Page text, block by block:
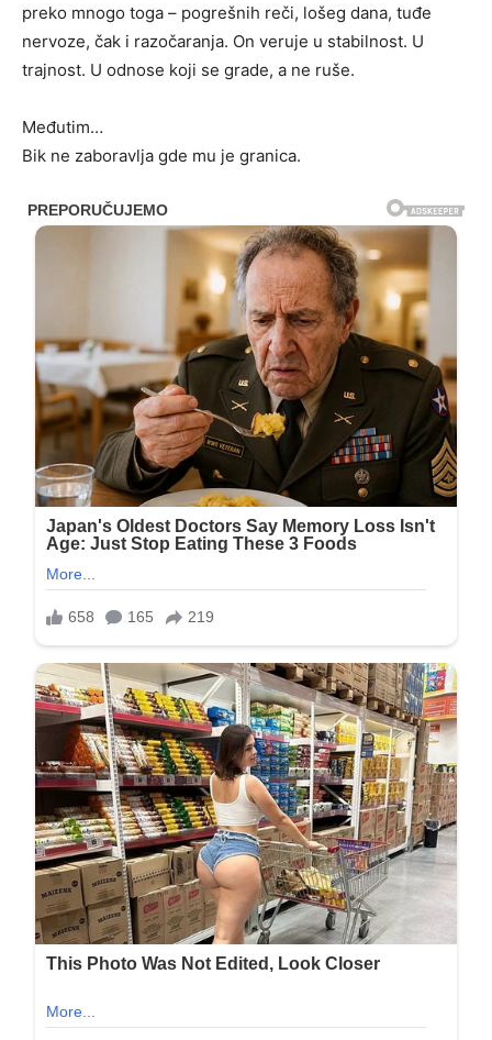
preko mnogo toga – pogrešnih reči, lošeg dana, tuđe
nervoze, čak i razočaranja. On veruje u stabilnost. U
trajnost. U odnose koji se grade, a ne ruše.
Međutim…
Bik ne zaboravlja gde mu je granica.